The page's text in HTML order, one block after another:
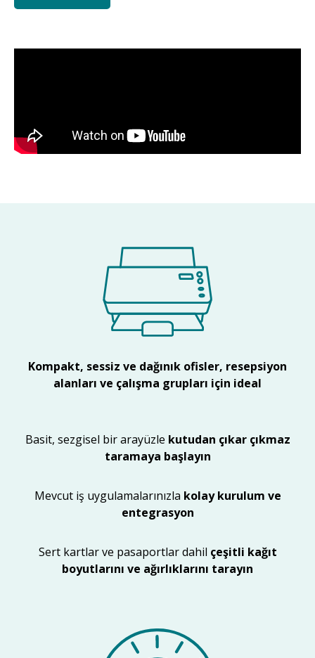
Kompakt, sessiz ve dağınık ofisler, resepsiyon
alanları ve çalışma grupları için ideal
Basit, sezgisel bir arayüzle kutudan çıkar çıkmaz
taramaya başlayın
Mevcut iş uygulamalarınızla kolay kurulum ve
entegrasyon
Sert kartlar ve pasaportlar dahil çeşitli kağıt
boyutlarını ve ağırlıklarını tarayın